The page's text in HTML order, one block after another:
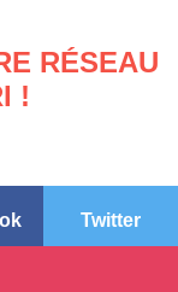
RÉSEAU
!
Twitter